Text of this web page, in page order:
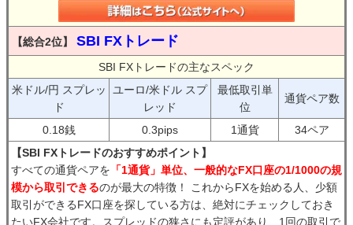
【総合2位】 SBI FXトレード
SBI FXトレードの主なスペック
米ドル/円 スプレッ
ド
ユーロ/米ドル スプ
レッド
最低取引単
位
通貨ペア数
0.18銭 0.3pips 1通貨
34ペア
【SBI FXトレードのおすすめポイント】
すべての通貨ペアを 「1通貨」単位、一般的なFX口座の1/1000の規
模から取引できるのが最大の特徴！ これからFXを始める人、少額
取引ができるFX口座を探している方は、絶対にチェックしておき
たいFX会社です。スプレッドの狭さにも定評があり、1回の取引で